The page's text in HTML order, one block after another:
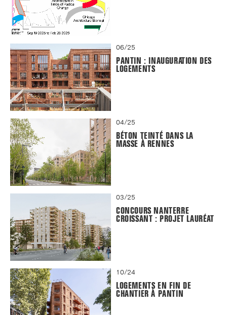
06/25
PANTIN : INAUGURATION DES
LOGEMENTS
04/25
BÉTON TEINTÉ DANS LA
MASSE À RENNES
03/25
CONCOURS NANTERRE
CROISSANT : PROJET LAURÉAT
10/24
LOGEMENTS EN FIN DE
CHANTIER À PANTIN